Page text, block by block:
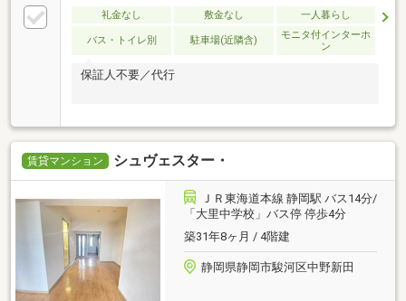
礼金なし 敷金なし 一人暮らし
バス・トイレ別 駐車場(近隣含)
モニタ付インターホ
ン
保証人不要／代行
賃貸マンション シュヴェスター・
ＪＲ東海道本線 静岡駅 バス14分/
「大里中学校」バス停 停歩4分
築31年8ヶ月 / 4階建
静岡県静岡市駿河区中野新田